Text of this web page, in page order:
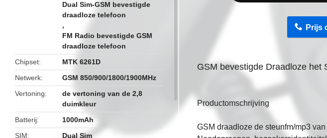
Dual Sim-GSM bevestigde
draadloze telefoon
,
FM Radio bevestigde GSM
draadloze telefoon
Chipset
MTK 6261D
Netwerk
GSM 850/900/1800/1900MHz
Vertoning
de vertoning van de 2,8
duimkleur
Batterij
1000mAh
SIM
Dual Sim
Prijs
GSM bevestigde Draadloze het
Productomschrijving
GSM draadloze de steunfm/mp3